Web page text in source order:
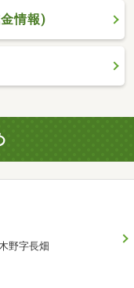
情報)
野字長畑